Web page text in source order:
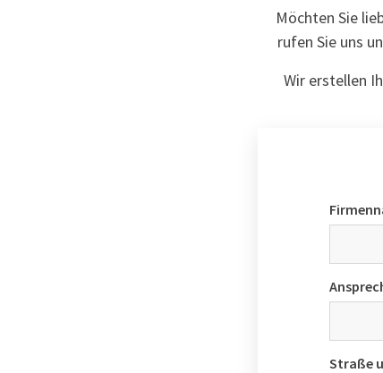
Möchten Sie
rufen Sie uns
Wir erstellen
Straße